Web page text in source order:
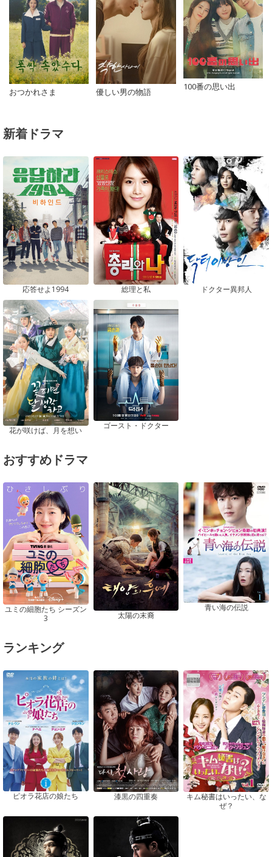
おつかれさま 優しい男の物語
100番の思い出
新着ドラマ
応答せよ1994 総理と私 ドクター異邦人
花が咲けば、月を想い ゴースト・ドクター
おすすめドラマ
ユミの細胞たち シーズン
3
太陽の末裔
青い海の伝説
ランキング
ピオラ花店の娘たち 漆黒の四重奏
キム秘書はいったい、な
ぜ？